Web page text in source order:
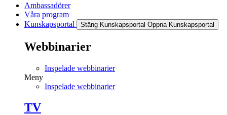
Ambassadörer
Våra program
Kunskapsportal
Stäng Kunskapsportal Öppna Kunskapsportal
Webbinarier
Inspelade webbinarier
Meny
Inspelade webbinarier
TV